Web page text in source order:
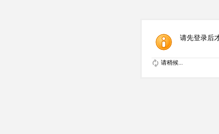
请先登录后
请稍候...